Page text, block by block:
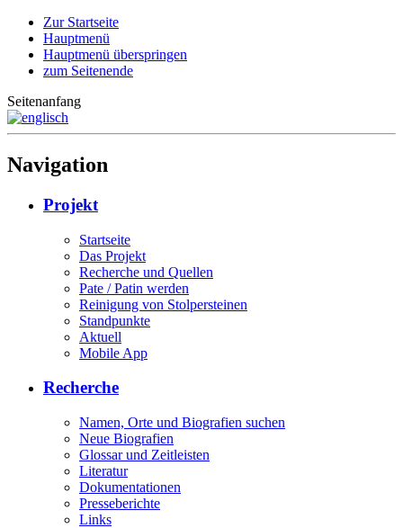
Zur Startseite
Hauptmenü
Hauptmenü überspringen
zum Seitenende
Seitenanfang
Navigation
Projekt
Startseite
Das Projekt
Recherche und Quellen
Pate / Patin werden
Reinigung von Stolpersteinen
Standpunkte
Aktuell
Mobile App
Recherche
Namen, Orte und Biografien suchen
Neue Biografien
Glossar und Zeitleisten
Literatur
Dokumentationen
Presseberichte
Links